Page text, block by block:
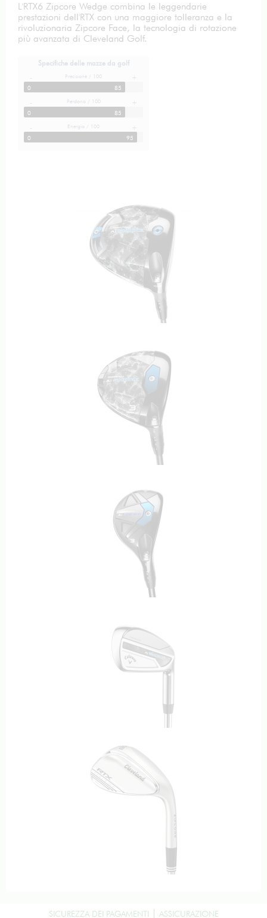
L'RTX6 Zipcore Wedge combina le leggendarie
prestazioni dell'RTX con una maggiore tolleranza e la
rivoluzionaria Zipcore Face, la tecnologia di rotazione
più avanzata di Cleveland Golf.
Specifiche delle mazze da golf
- Precisione / 100 +
0 85
- Perdono / 100 +
0 85
- Energia / 100 +
0 95
SICUREZZA DEI PAGAMENTI ASSICURAZIONE